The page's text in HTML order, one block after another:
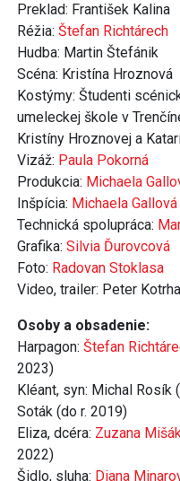
Preklad: František Kalina
Réžia: Štefan Richtárech
Hudba: Martin Štefánik
Scéna: Kristína Hroznová
Kostýmy: Študenti
umeleckej škole v
Kristíny Hroznovej a
Vizáž: Paula Pokorná
Produkcia: Michaela
Inšpícia: Michaela Gallová
Technická spolupráca:
Grafika: Silvia Ďurovcová
Foto: Radovan Stoklasa
Video, trailer: Peter Kotrha
Osoby a obsadenie:
Harpagon: Štefan
2023)
Kléant, syn: Michal Rosík
Soták (do r. 2019)
Eliza, dcéra: Zuzana
2022)
Šidlo, sluha: Diana